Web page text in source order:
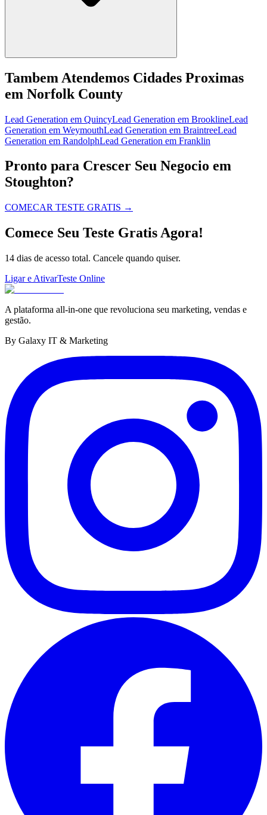
Tambem Atendemos Cidades Proximas
em Norfolk County
Lead Generation em QuincyLead Generation em BrooklineLead
Generation em WeymouthLead Generation em BraintreeLead
Generation em RandolphLead Generation em Franklin
Pronto para Crescer Seu Negocio em
Stoughton?
COMECAR TESTE GRATIS →
Comece Seu Teste Gratis Agora!
14 dias de acesso total. Cancele quando quiser.
Ligar e AtivarTeste Online
A plataforma all-in-one que revoluciona seu marketing, vendas e
gestão.
By Galaxy IT & Marketing